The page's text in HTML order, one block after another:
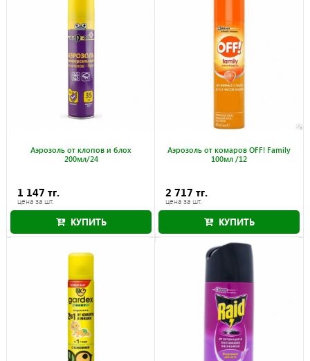
Аэрозоль от клопов и блоx
200мл/24
1 147 тг.
цена за шт.
КУПИТЬ
Аэрозоль от комаров OFF! Family
100мл /12
2 717 тг.
цена за шт.
КУПИТЬ